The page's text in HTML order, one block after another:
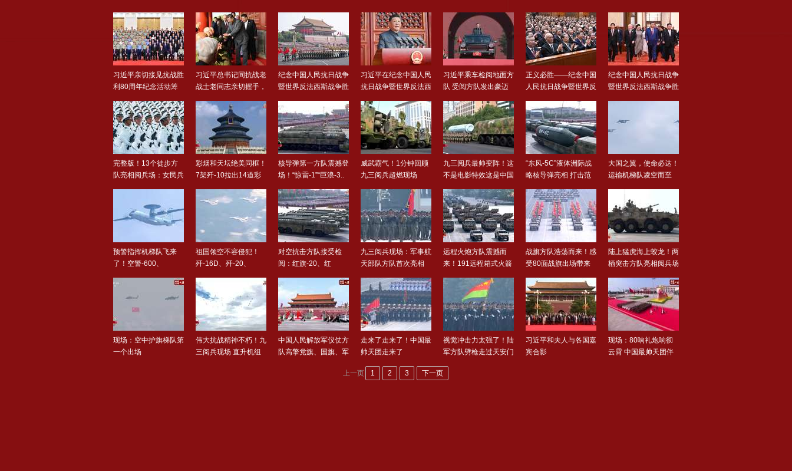
习近平亲切接见抗战胜
利80周年纪念活动筹
习近平总书记同抗战老
战士老同志亲切握手，
纪念中国人民抗日战争
暨世界反法西斯战争胜
习近平在纪念中国人民
抗日战争暨世界反法西
习近平乘车检阅地面方
队 受阅方队发出豪迈
正义必胜——纪念中国
人民抗日战争暨世界反
纪念中国人民抗日战争
暨世界反法西斯战争胜
完整版！13个徒步方
队亮相阅兵场：女民兵
彩烟和天坛绝美同框！
7架歼-10拉出14道彩
核导弹第一方队震撼登
场！“惊雷-1”“巨浪-3..
威武霸气！1分钟回顾
九三阅兵超燃现场
九三阅兵最帅变阵！这
不是电影特效这是中国
“东风-5C”液体洲际战
略核导弹亮相 打击范
大国之翼，使命必达！
运输机梯队凌空而至
预警指挥机梯队飞来
了！空警-600、
祖国领空不容侵犯！
歼-16D、歼-20、
对空抗击方队接受检
阅：红旗-20、红
九三阅兵现场：军事航
天部队方队首次亮相
远程火炮方队震撼而
来！191远程箱式火箭
战旗方队浩荡而来！感
受80面战旗出场带来
陆上猛虎海上蛟龙！两
栖突击方队亮相阅兵场
现场：空中护旗梯队第
一个出场
伟大抗战精神不朽！九
三阅兵现场 直升机组
中国人民解放军仪仗方
队高擎党旗、国旗、军
走来了走来了！中国最
帅天团走来了
视觉冲击力太强了！陆
军方队劈枪走过天安门
习近平和夫人与各国嘉
宾合影
现场：80响礼炮响彻
云霄 中国最帅天团伴
上一页
1 2 3 下一页